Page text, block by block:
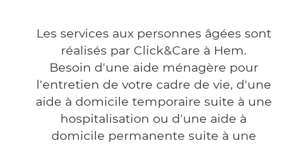
Les services aux personnes âgées sont
réalisés par Click&Care à Hem.
Besoin d'une aide ménagère pour
l'entretien de votre cadre de vie, d'une
aide à domicile temporaire suite à une
hospitalisation ou d'une aide à
domicile permanente suite à une